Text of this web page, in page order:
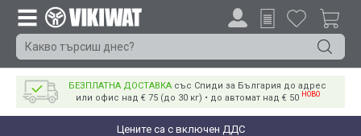
БЕЗПЛАТНА ДОСТАВКА със Спиди за България до адрес
или офис над € 75 (до 30 кг) • до автомат над € 50 НОВО
Цените са с включен ДДС